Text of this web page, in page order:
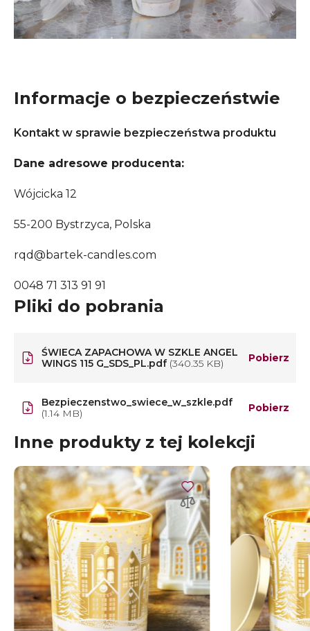
Informacje o bezpieczeństwie
Kontakt w sprawie bezpieczeństwa produktu
Dane adresowe producenta:
Wójcicka 12
55-200 Bystrzyca, Polska
rqd@bartek-candles.com
0048 71 313 91 91
Pliki do pobrania
ŚWIECA ZAPACHOWA W SZKLE ANGEL
WINGS 115 G_SDS_PL.pdf (340.35 KB) Pobierz
Bezpieczenstwo_swiece_w_szkle.pdf
(1.14 MB)
Pobierz
Inne produkty z tej kolekcji